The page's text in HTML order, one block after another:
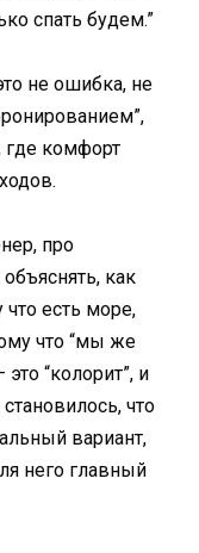
спать будем.”
не ошибка, не
где комфорт
про
как
есть море,
что “мы же
“колорит”, и
что
вариант,
него главный